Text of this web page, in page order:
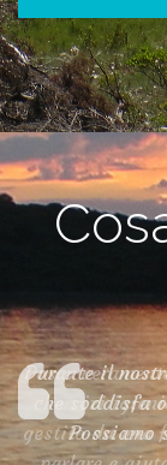
Durante il
che soddisfa
Possiamo